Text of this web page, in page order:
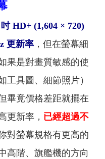
HD+ (1,604 × 720)
更新率 ，但在螢幕細
果是對畫質敏感的使
工具圖、細節照片）
畢竟價格差距就擺在
更新率， 已經超過不
對螢幕規格有更高的
高階、旗艦機的方向